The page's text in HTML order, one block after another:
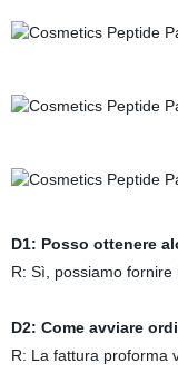
D1: Posso ottenere
R: Sì, possiamo
D2: Come avviare
R: La fattura proforma